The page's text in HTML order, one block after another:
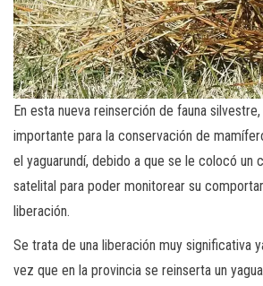
En esta nueva reinserción de fauna
importante para la conservación de
el yaguarundí, debido a que se le colocó un
satelital para poder monitorear su
liberación.
Se trata de una liberación muy significativa
vez que en la provincia se reinserta un